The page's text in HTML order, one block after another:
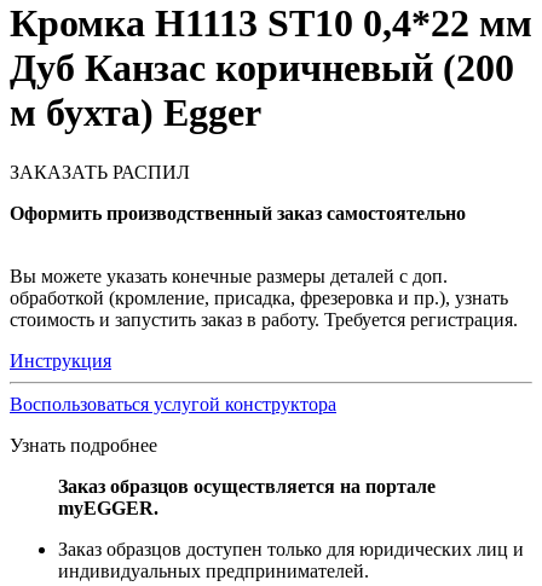
Кромка H1113 ST10 0,4*22 мм
Дуб Канзас коричневый (200
м бухта) Egger
ЗАКАЗАТЬ РАСПИЛ
Оформить производственный заказ самостоятельно
Вы можете указать конечные размеры деталей с доп.
обработкой (кромление, присадка, фрезеровка и пр.), узнать
стоимость и запустить заказ в работу. Требуется регистрация.
Инструкция
Воспользоваться услугой конструктора
Узнать подробнее
Заказ образцов осуществляется на портале
myEGGER.
Заказ образцов доступен только для юридических лиц и
индивидуальных предпринимателей.